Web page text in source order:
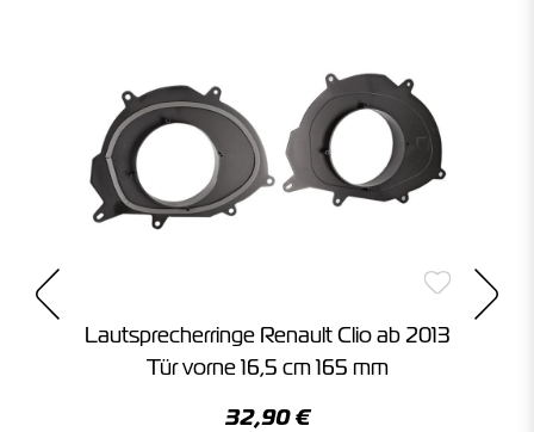
Lautsprecherringe Renault Clio ab 2013
Tür vorne 16,5 cm 165 mm
32,90 €